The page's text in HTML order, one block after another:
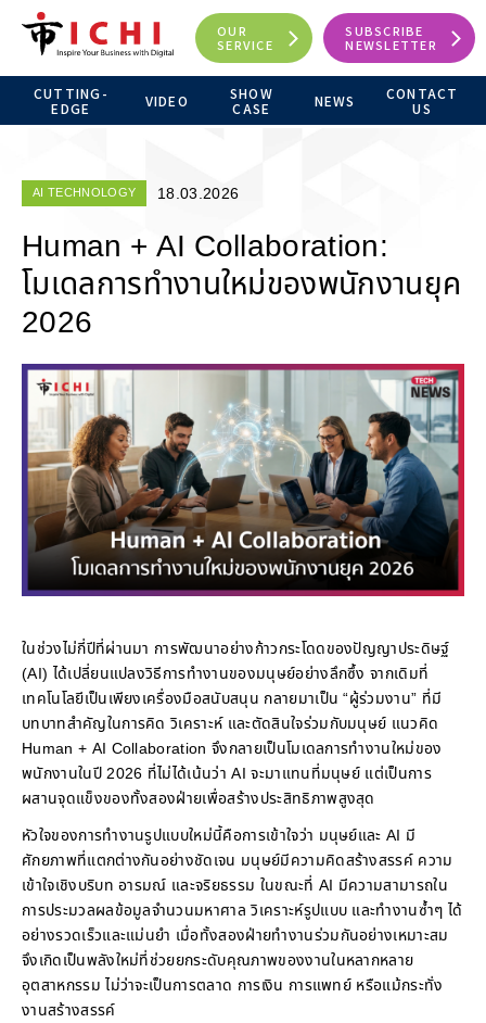
OUR
SERVICE
SUBSCRIBE
NEWSLETTER
CUTTING-
EDGE
VIDEO
SHOW
CASE
NEWS
CONTACT
US
AI TECHNOLOGY 18.03.2026
Human + AI Collaboration:
โมเดลการทำงานใหม่ของพนักงานยุค
2026
ในช่วงไม่กี่ปีที่ผ่านมา การพัฒนาอย่างก้าวกระโดดของปัญญาประดิษฐ์
(AI) ได้เปลี่ยนแปลงวิธีการทำงานของมนุษย์อย่างลึกซึ้ง จากเดิมที่
เทคโนโลยีเป็นเพียงเครื่องมือสนับสนุน กลายมาเป็น “ผู้ร่วมงาน” ที่มี
บทบาทสำคัญในการคิด วิเคราะห์ และตัดสินใจร่วมกับมนุษย์ แนวคิด
Human + AI Collaboration จึงกลายเป็นโมเดลการทำงานใหม่ของ
พนักงานในปี 2026 ที่ไม่ได้เน้นว่า AI จะมาแทนที่มนุษย์ แต่เป็นการ
ผสานจุดแข็งของทั้งสองฝ่ายเพื่อสร้างประสิทธิภาพสูงสุด
หัวใจของการทำงานรูปแบบใหม่นี้คือการเข้าใจว่า มนุษย์และ AI มี
ศักยภาพที่แตกต่างกันอย่างชัดเจน มนุษย์มีความคิดสร้างสรรค์ ความ
เข้าใจเชิงบริบท อารมณ์ และจริยธรรม ในขณะที่ AI มีความสามารถใน
การประมวลผลข้อมูลจำนวนมหาศาล วิเคราะห์รูปแบบ และทำงานซ้ำๆ ได้
อย่างรวดเร็วและแม่นยำ เมื่อทั้งสองฝ่ายทำงานร่วมกันอย่างเหมาะสม
จึงเกิดเป็นพลังใหม่ที่ช่วยยกระดับคุณภาพของงานในหลากหลาย
อุตสาหกรรม ไม่ว่าจะเป็นการตลาด การเงิน การแพทย์ หรือแม้กระทั่ง
งานสร้างสรรค์